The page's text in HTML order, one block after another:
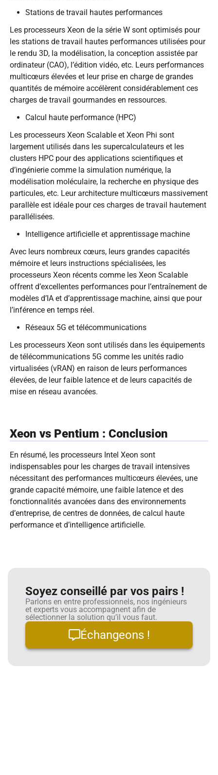
Stations de travail hautes performances
Les processeurs Xeon de la série W sont optimisés pour
les stations de travail hautes performances utilisées pour
le rendu 3D, la modélisation, la conception assistée par
ordinateur (CAO), l’édition vidéo, etc. Leurs performances
multicœurs élevées et leur prise en charge de grandes
quantités de mémoire accélèrent considérablement ces
charges de travail gourmandes en ressources.
Calcul haute performance (HPC)
Les processeurs Xeon Scalable et Xeon Phi sont
largement utilisés dans les supercalculateurs et les
clusters HPC pour des applications scientifiques et
d’ingénierie comme la simulation numérique, la
modélisation moléculaire, la recherche en physique des
particules, etc. Leur architecture multicœurs massivement
parallèle est idéale pour ces charges de travail hautement
parallélisées.
Intelligence artificielle et apprentissage machine
Avec leurs nombreux cœurs, leurs grandes capacités
mémoire et leurs instructions spécialisées, les
processeurs Xeon récents comme les Xeon Scalable
offrent d’excellentes performances pour l’entraînement de
modèles d’IA et d’apprentissage machine, ainsi que pour
l’inférence en temps réel.
Réseaux 5G et télécommunications
Les processeurs Xeon sont utilisés dans les équipements
de télécommunications 5G comme les unités radio
virtualisées (vRAN) en raison de leurs performances
élevées, de leur faible latence et de leurs capacités de
mise en réseau avancées.
Xeon vs Pentium : Conclusion
En résumé, les processeurs Intel Xeon sont
indispensables pour les charges de travail intensives
nécessitant des performances multicœurs élevées, une
grande capacité mémoire, une faible latence et des
fonctionnalités avancées dans des environnements
d’entreprise, de centres de données, de calcul haute
performance et d’intelligence artificielle.
Soyez conseillé par vos pairs !
Parlons en entre professionnels, nos ingénieurs
et experts vous accompagnent afin de
sélectionner la solution qu’il vous faut.
Échangeons !